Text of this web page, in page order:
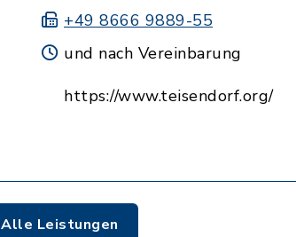
+49 8666 9889-55
und nach Vereinbarung
https://www.teisendorf.org/
Alle Leistungen